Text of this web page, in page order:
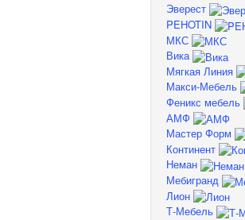
Эверест
PEHOTIN
МКС
Вика
Мягкая Линия
Макси-Мебель
Феникс мебель
АМФ
Мастер Форм
Континент
Неман
Мебигранд
Лион
Т-Мебель